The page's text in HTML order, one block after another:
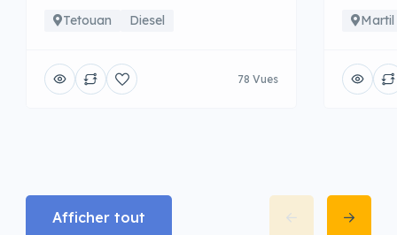
Tetouan Diesel
78 Vues
Martil
Afficher tout